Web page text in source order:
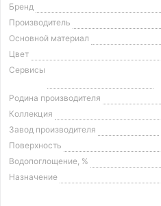
Бренд
Производитель
Основной материал
Цвет
Сервисы
Родина производителя
Коллекция
Завод производителя
Поверхность
Водопоглощение, %
Назначение